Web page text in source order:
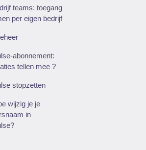
teams: toegang
per eigen bedrijf
abonnement:
tellen mee ?
stopzetten
wijzig je je
in